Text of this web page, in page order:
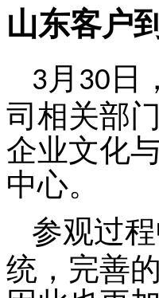
山东客户
3 月 30 日
司相关部
企业文化
中心。
参观过
统，完善